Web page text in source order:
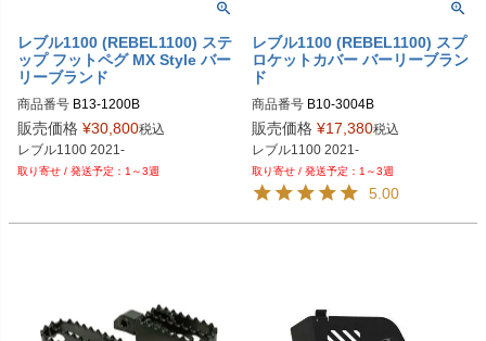
レブル1100 (REBEL1100) ステ
ップ フットペグ MX Style バー
リーブランド
商品番号 B13-1200B
販売価格 ¥30,800税込
1～3週
レブル1100 (REBEL1100) スプ
ロケットカバー バーリーブラン
ド
商品番号 B10-3004B
販売価格 ¥17,380税込
レブル1100 2021-
1～3週
5.00